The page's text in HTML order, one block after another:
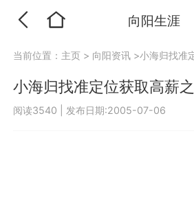
向阳生涯
当前位置： 主页 > 向阳资讯 >小海归找准
小海归找准定位获取高薪
阅读3540 发布日期:2005-07-06